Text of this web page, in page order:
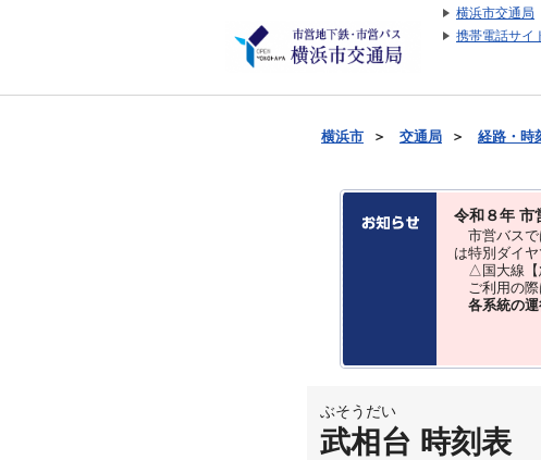
横浜市交通局
携帯電話サイ
横浜市 ＞ 交通局 ＞ 経路・時
令和８年 市
市営バスで
は特別ダイヤ
△国大線【
ご利用の際
各系統の
ぶそうだい
武相台 時刻表